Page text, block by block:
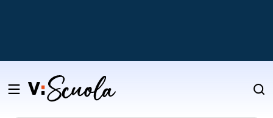
Salta